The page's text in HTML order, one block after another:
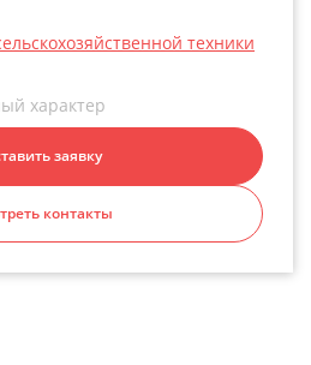
техники
характер
заявку
контакты